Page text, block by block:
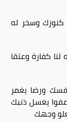
كنوزك وسخر له
كفارة وعتقا
ورضا يغمر
يغسل ذنبك
وجهك